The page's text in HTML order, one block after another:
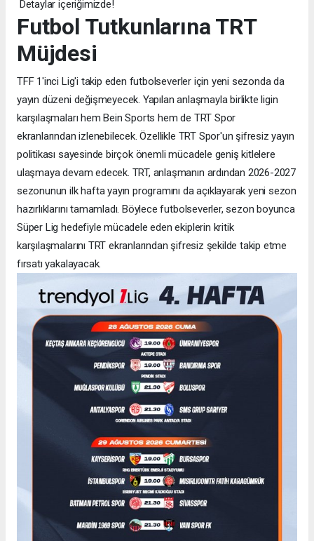
Detaylar içeriğimizde!
Futbol Tutkunlarına TRT
Müjdesi
TFF 1'inci Lig'i takip eden futbolseverler için yeni sezonda da
yayın düzeni değişmeyecek. Yapılan anlaşmayla birlikte ligin
karşılaşmaları hem Bein Sports hem de TRT Spor
ekranlarından izlenebilecek. Özellikle TRT Spor'un şifresiz yayın
politikası sayesinde birçok önemli mücadele geniş kitlelere
ulaşmaya devam edecek. TRT, anlaşmanın ardından 2026-2027
sezonunun ilk hafta yayın programını da açıklayarak yeni sezon
hazırlıklarını tamamladı. Böylece futbolseverler, sezon boyunca
Süper Lig hedefiyle mücadele eden ekiplerin kritik
karşılaşmalarını TRT ekranlarından şifresiz şekilde takip etme
fırsatı yakalayacak.